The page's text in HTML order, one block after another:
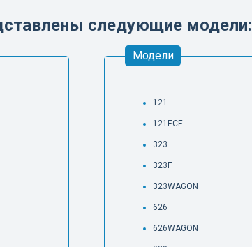
следующие модели:
121
121ECE
323
323F
323WAGON
626
626WAGON
Модели